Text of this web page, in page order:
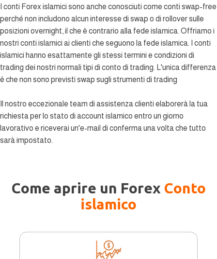
I conti Forex islamici sono anche conosciuti come conti swap-free
perché non includono alcun interesse di swap o di rollover sulle
posizioni overnight, il che è contrario alla fede islamica. Offriamo i
nostri conti islamici ai clienti che seguono la fede islamica. I conti
islamici hanno esattamente gli stessi termini e condizioni di
trading dei nostri normali tipi di conto di trading. L'unica differenza
è che non sono previsti swap sugli strumenti di trading
Il nostro eccezionale team di assistenza clienti elaborerà la tua
richiesta per lo stato di account islamico entro un giorno
lavorativo e riceverai un'e-mail di conferma una volta che tutto
sarà impostato.
Come aprire un Forex Conto
islamico